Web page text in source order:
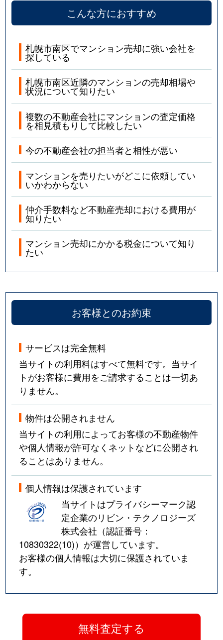
こんな方におすすめ
札幌市南区でマンション売却に強い会社を
探している
札幌市南区近隣のマンションの売却相場や
状況について知りたい
複数の不動産会社にマンションの査定価格
を相見積もりして比較したい
今の不動産会社の担当者と相性が悪い
マンションを売りたいがどこに依頼してい
いかわからない
仲介手数料など不動産売却における費用が
知りたい
マンション売却にかかる税金について知り
たい
お客様とのお約束
サービスは完全無料
当サイトの利用料はすべて無料です。当サイ
トがお客様に費用をご請求することは一切あ
りません。
物件は公開されません
当サイトの利用によってお客様の不動産物件
や個人情報が許可なくネットなどに公開され
ることはありません。
個人情報は保護されています
当サイトはプライバシーマーク認
定企業のリビン・テクノロジーズ
株式会社（認証番号：
10830322(10)）が運営しています。
お客様の個人情報は大切に保護されていま
す。